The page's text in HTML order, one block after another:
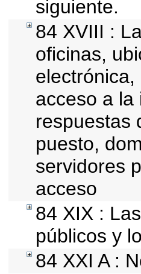
siguiente.
84 XVIII :
oficinas,
acceso a la
respuestas
puesto,
servidores
acceso
84 XIX :
públicos y
84 XXI A :